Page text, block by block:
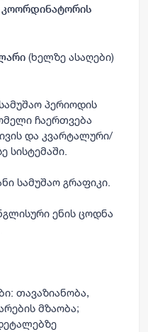
(ხელზე ასაღები)
პერიოდის
ჩაერთვება
და კვარტალური/
სისტემაში.
სამუშაო გრაფიკი.
ენის ცოდნა
თავაზიანობა,
მზაობა;